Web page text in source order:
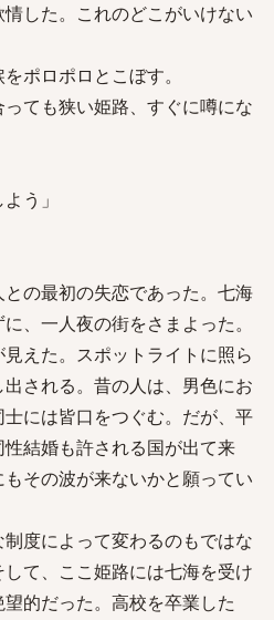
した。これのどこがいけない
ポロポロとこぼす。
っても狭い姫路、すぐに噂にな
う」
の最初の失恋であった。七海
、一人夜の街をさまよった。
えた。スポットライトに照ら
される。昔の人は、男色にお
には皆口をつぐむ。だが、平
結婚も許される国が出て来
その波が来ないかと願ってい
度によって変わるのもではな
て、ここ姫路には七海を受け
的だった。高校を卒業した